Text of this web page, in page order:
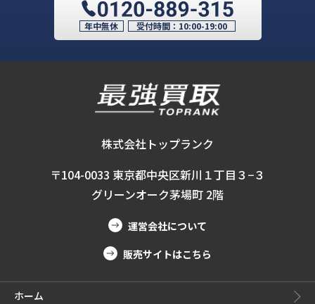
年中無休 受付時間： 10:00-19:00
株式会社トップランク
〒104-0033 東京都中央区新川１丁目３−３
グリーンオーク茅場町 2階
運営会社について
販売サイトはこちら
ホーム